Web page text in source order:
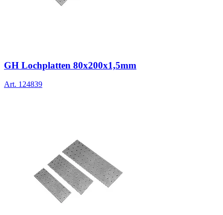
GH Lochplatten 80x200x1,5mm
Art. 124839